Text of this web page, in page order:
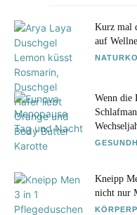
Kurz mal
auf
Wenn die
Kneipp
nicht nur